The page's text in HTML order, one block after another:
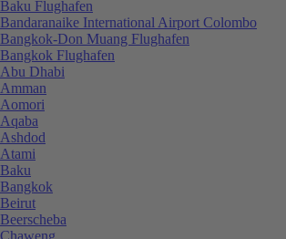
Baku Flughafen
Bandaranaike International Airport Colombo
Bangkok-Don Muang Flughafen
Bangkok Flughafen
Abu Dhabi
Amman
Aomori
Aqaba
Ashdod
Atami
Baku
Bangkok
Beirut
Beerscheba
Chaweng